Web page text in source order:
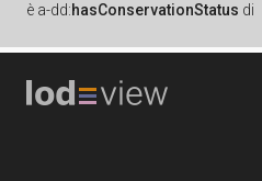
è a-dd:hasConservationStatus di